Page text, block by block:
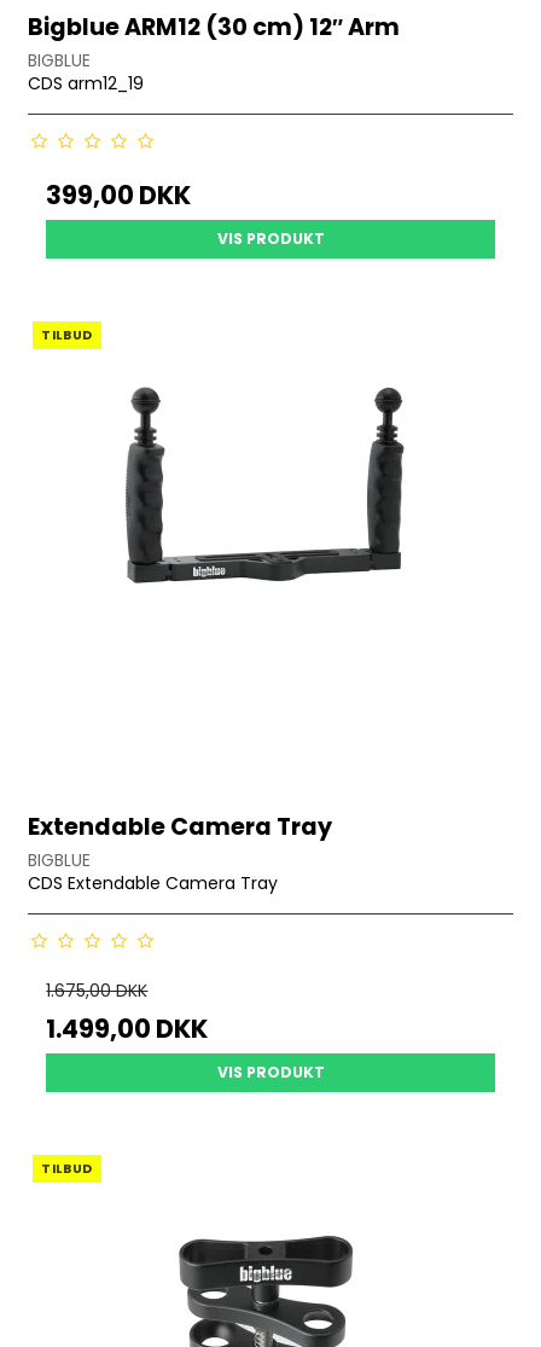
Bigblue ARM12 (30 cm) 12″ Arm
BIGBLUE
CDS arm12_19
399,00 DKK
VIS PRODUKT
TILBUD
Extendable Camera Tray
BIGBLUE
CDS Extendable Camera Tray
1.675,00 DKK
1.499,00 DKK
VIS PRODUKT
TILBUD